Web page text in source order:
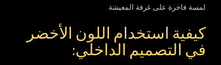
لمسة فاخرة على غرفة المعيشة.
كيفية استخدام اللون الأخضر
في التصميم الداخلي: